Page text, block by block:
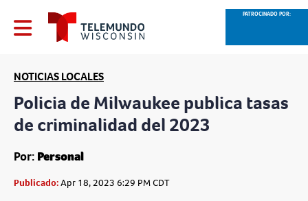
PATROCINADO POR:
NOTICIAS LOCALES
Policia de Milwaukee publica tasas
de criminalidad del 2023
Por: Personal
Publicado:Apr 18, 2023 6:29 PM CDT